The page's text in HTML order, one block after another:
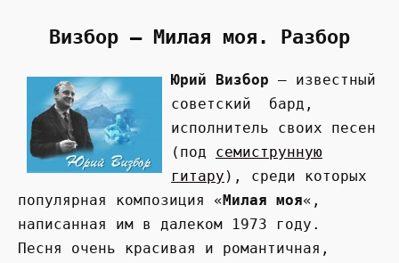
Визбор — Милая моя. Разбор
Юрий Визбор — известный
советский бард,
исполнитель своих песен
(под семиструнную
гитару ), среди которых
популярная композиция «Милая моя«,
написанная им в далеком 1973 году.
Песня очень красивая и романтичная,